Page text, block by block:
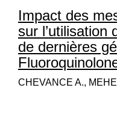
Impact des
sur l’utilisation
de dernières
CHEVANCE A.,